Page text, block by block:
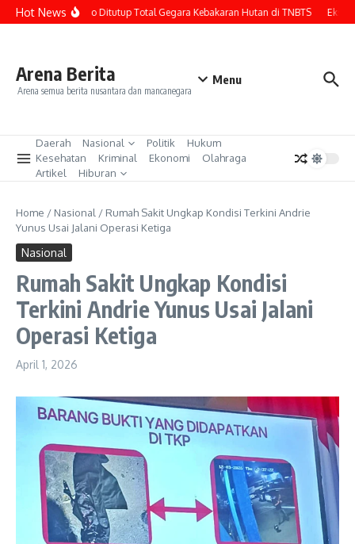
Lewati ke konten
Hot News
Wisata Bromo Ditutup Total Gegara Kebakaran Hutan di TNBTS Eks
Arena Berita
Arena semua berita nusantara dan mancanegara
Menu
Daerah Nasional Politik
Hukum
Kesehatan
Kriminal Ekonomi
Olahraga
Artikel
Hiburan
Home / Nasional / Rumah Sakit Ungkap Kondisi Terkini Andrie
Yunus Usai Jalani Operasi Ketiga
Nasional
Rumah Sakit Ungkap Kondisi
Terkini Andrie Yunus Usai Jalani
Operasi Ketiga
April 1, 2026